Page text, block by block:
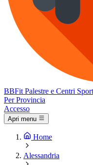
BBFit Palestre e Centri
Per Provincia
Accesso
Apri menu
Home
Alessandria